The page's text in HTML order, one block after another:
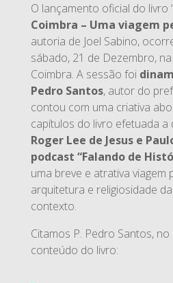
O lançamento oficial do livro
Coimbra – Uma viagem
autoria de Joel Sabino,
sábado, 21 de Dezembro,
Coimbra. A sessão foi
Pedro Santos, autor do
contou com uma criativa
capítulos do livro efetuada a
Roger Lee de Jesus e
podcast “Falando de
uma breve e atrativa viagem
arquitetura e religiosidade
contexto.
Citamos P. Pedro Santos,
conteúdo do livro: